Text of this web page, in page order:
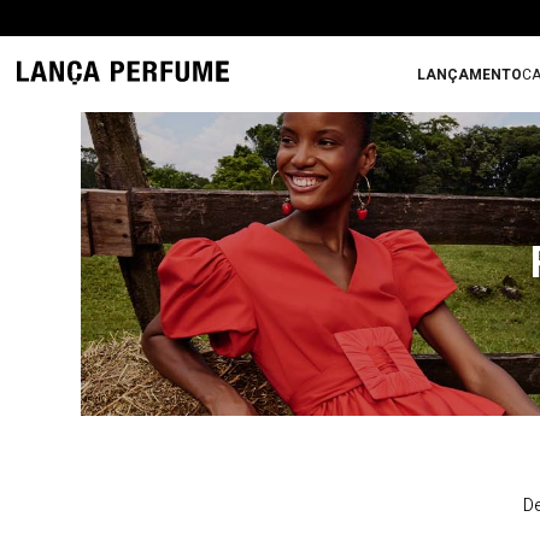
LANÇAMENTO